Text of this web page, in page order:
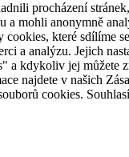
procházení
a mohli anonymně
cookies, které sdílíme
a analýzu. Jejich
a kdykoliv jej můžete
najdete v našich
cookies.